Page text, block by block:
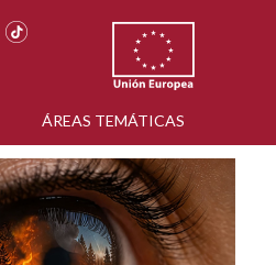
ÁREAS TEMÁTICAS